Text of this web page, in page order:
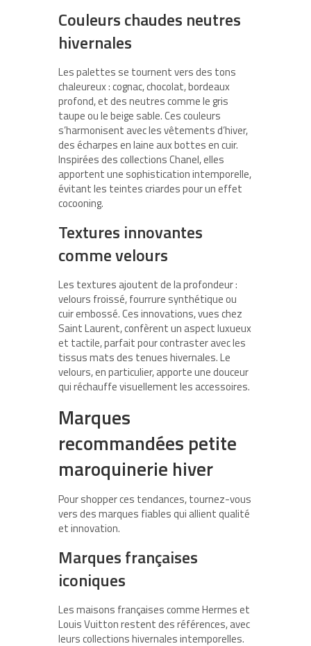
Couleurs chaudes neutres
hivernales
Les palettes se tournent vers des tons
chaleureux : cognac, chocolat, bordeaux
profond, et des neutres comme le gris
taupe ou le beige sable. Ces couleurs
s’harmonisent avec les vêtements d’hiver,
des écharpes en laine aux bottes en cuir.
Inspirées des collections Chanel, elles
apportent une sophistication intemporelle,
évitant les teintes criardes pour un effet
cocooning.
Textures innovantes
comme velours
Les textures ajoutent de la profondeur :
velours froissé, fourrure synthétique ou
cuir embossé. Ces innovations, vues chez
Saint Laurent, confèrent un aspect luxueux
et tactile, parfait pour contraster avec les
tissus mats des tenues hivernales. Le
velours, en particulier, apporte une douceur
qui réchauffe visuellement les accessoires.
Marques
recommandées petite
maroquinerie hiver
Pour shopper ces tendances, tournez-vous
vers des marques fiables qui allient qualité
et innovation.
Marques françaises
iconiques
Les maisons françaises comme Hermes et
Louis Vuitton restent des références, avec
leurs collections hivernales intemporelles.